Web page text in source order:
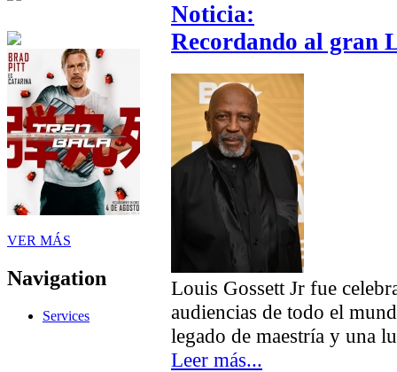
VER MÁS
Navigation
Services
Noticia:
Recordando al gran
Louis Gossett Jr fue
audiencias de todo el
legado de maestría y una
Leer más...